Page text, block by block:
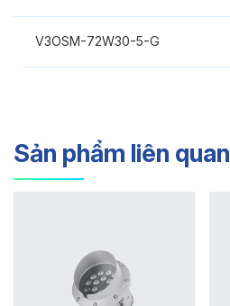
V3OSM-72W30-5-G
Sản phẩm liên quan